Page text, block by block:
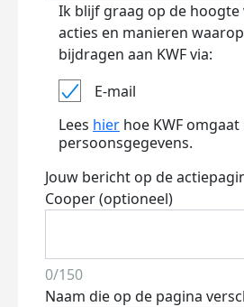
Ik blijf graag op de hoogte
acties en manieren
bijdragen aan KWF via:
E-mail
Lees hier hoe KWF
persoonsgegevens.
Jouw bericht op de
Cooper (optioneel)
0/150
Naam die op de pagina